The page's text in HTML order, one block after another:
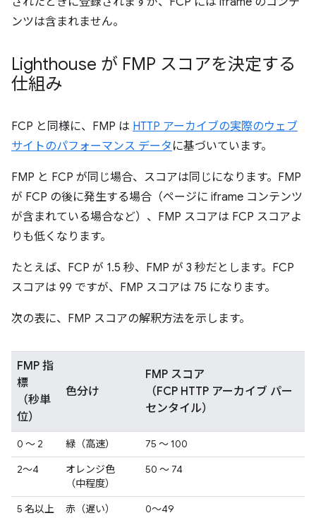
ンツは含まれません。
Lighthouse が FMP スコアを決定する
仕組み
FCP と同様に、FMP は HTTP アーカイブの実際のウェブ
サイトのパフォーマンス データ に基づいています。
FMP と FCP が同じ場合、スコアは同じになります。FMP
が FCP の後に発生する場合（ページに iframe コンテンツ
が含まれている場合など）、FMP スコアは FCP スコアよ
りも低くなります。
たとえば、FCP が 1.5 秒、FMP が 3 秒だとします。FCP
スコアは 99 ですが、FMP スコアは 75 になります。
次の表に、FMP スコアの解釈方法を示します。
FMP 指
標
（秒単
位）
色分け
FMP スコア
（FCP HTTP アーカイブ パー
センタイル）
0 ～ 2 緑（高速）
75 ～ 100
2～4
オレンジ色
（中程度）
50 ～ 74
5 名以上 赤（遅い） 0～49